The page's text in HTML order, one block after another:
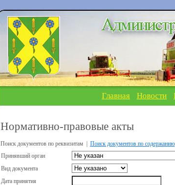
Главная Новости
Нормативно-правовые акты
Поиск документов по реквизитам | Поиск документов по содержанию
Принявший орган
Вид документа
Дата принятия